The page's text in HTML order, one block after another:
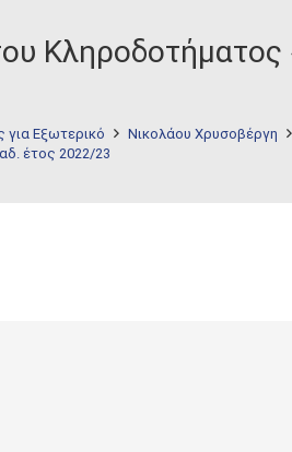
για Εξωτερικό Νικολάου Χρυσοβέργη
έτος 2022/23